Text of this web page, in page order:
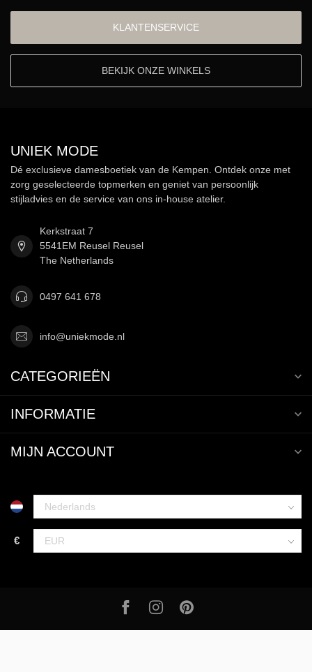
KLANTENSERVICE
BEKIJK ONZE WINKELS
UNIEK MODE
Dé exclusieve damesboetiek van de Kempen. Ontdek onze met
zorg geselecteerde topmerken en geniet van persoonlijk
stijladvies en de service van ons in-house atelier.
Kerkstraat 7
5541EM Reusel Reusel
The Netherlands
0497 641 678
info@uniekmode.nl
CATEGORIEËN
INFORMATIE
MIJN ACCOUNT
€